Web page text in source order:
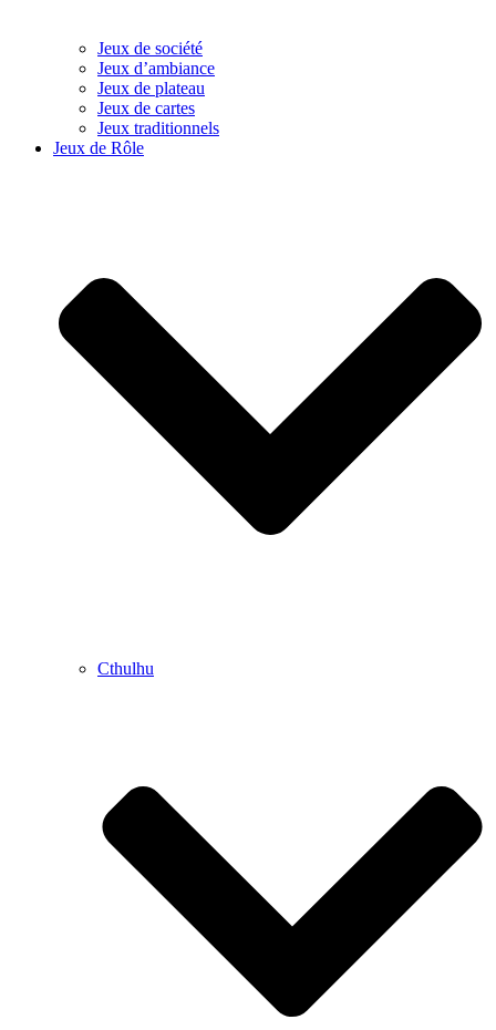
Jeux de société
Jeux d’ambiance
Jeux de plateau
Jeux de cartes
Jeux traditionnels
Jeux de Rôle
Cthulhu